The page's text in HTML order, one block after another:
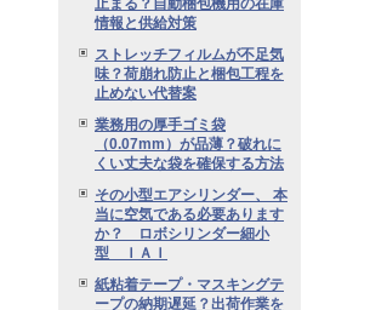
止まる？自動梱包機用の在庫
情報と供給対策
ストレッチフィルムが不足気
味？荷崩れ防止と梱包工程を
止めない代替案
業務用の厚手ゴミ袋
（0.07mm）が品薄？破れに
くい丈夫な袋を確保する方法
その小型エアシリンダー、 本
当に空気である必要あります
か？ ロボシリンダー細小
型 ＩＡＩ
紙粘着テープ・マスキングテ
ープの納期遅延？出荷作業を